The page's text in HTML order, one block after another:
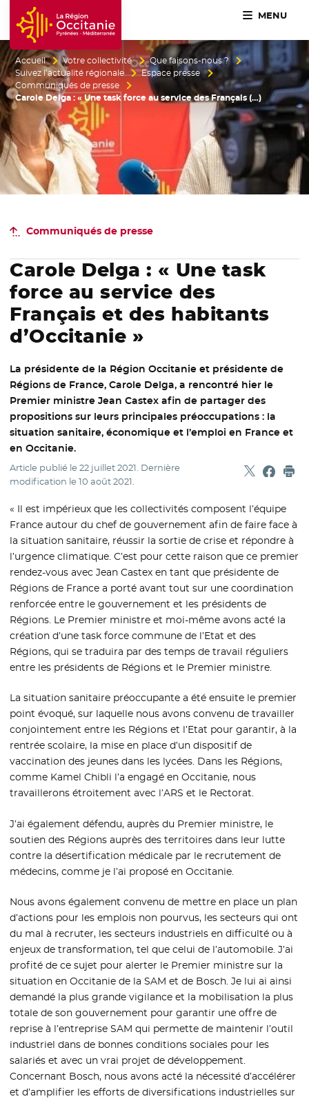
Accueil Région Occitanie / Pyrénées-Méditerranée
MENU
Accueil Votre collectivité
Que faisons-nous ?
Suivez l’actualité régionale
Espace presse
Communiqués de presse
Carole Delga : « Une task force au service des Français (…)
Communiqués de presse
Carole Delga : « Une task
force au service des
Français et des habitants
d’Occitanie »
La présidente de la Région Occitanie et présidente de
Régions de France, Carole Delga, a rencontré hier le
Premier ministre Jean Castex afin de partager des
propositions sur leurs principales préoccupations : la
situation sanitaire, économique et l’emploi en France et
en Occitanie.
Article publié le22 juillet 2021. Dernière
modification le10 août 2021. Partager
- Nouvelle
-
« Il est impérieux que les collectivités composent l’équipe
France autour du chef de gouvernement afin de faire face à
la situation sanitaire, réussir la sortie de crise et répondre à
l’urgence climatique. C’est pour cette raison que ce premier
rendez-vous avec Jean Castex en tant que présidente de
Régions de France a porté avant tout sur une coordination
renforcée entre le gouvernement et les présidents de
Régions. Le Premier ministre et moi-même avons acté la
création d’une task force commune de l’Etat et des
Régions, qui se traduira par des temps de travail réguliers
entre les présidents de Régions et le Premier ministre.
La situation sanitaire préoccupante a été ensuite le premier
point évoqué, sur laquelle nous avons convenu de travailler
conjointement entre les Régions et l’Etat pour garantir, à la
rentrée scolaire, la mise en place d’un dispositif de
vaccination des jeunes dans les lycées. Dans les Régions,
comme Kamel Chibli l’a engagé en Occitanie, nous
travaillerons étroitement avec l’ARS et le Rectorat.
J’ai également défendu, auprès du Premier ministre, le
soutien des Régions auprès des territoires dans leur lutte
contre la désertification médicale par le recrutement de
médecins, comme je l’ai proposé en Occitanie.
Nous avons également convenu de mettre en place un plan
d’actions pour les emplois non pourvus, les secteurs qui ont
du mal à recruter, les secteurs industriels en difficulté ou à
enjeux de transformation, tel que celui de l’automobile. J’ai
profité de ce sujet pour alerter le Premier ministre sur la
situation en Occitanie de la SAM et de Bosch. Je lui ai ainsi
demandé la plus grande vigilance et la mobilisation la plus
totale de son gouvernement pour garantir une offre de
reprise à l’entreprise SAM qui permette de maintenir l’outil
industriel dans de bonnes conditions sociales pour les
salariés et avec un vrai projet de développement.
Concernant Bosch, nous avons acté la nécessité d’accélérer
et d’amplifier les efforts de diversifications industrielles sur